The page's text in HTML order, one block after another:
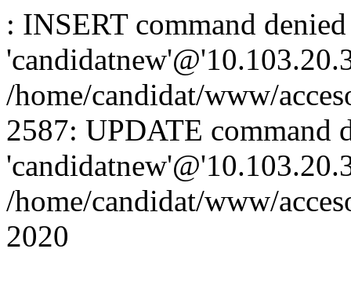
: INSERT command
/home/candidat/www/
2587: UPDATE command
/home/candidat/www/
2020